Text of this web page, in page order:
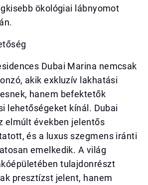
ökológiai lábnyomot
Dubai Marina nemcsak
akik exkluzív lakhatási
hanem befektetők
lehetőségeket kínál. Dubai
elmúlt években jelentős
és a luxus szegmens iránti
emelkedik. A világ
tulajdonrészt
presztízst jelent, hanem